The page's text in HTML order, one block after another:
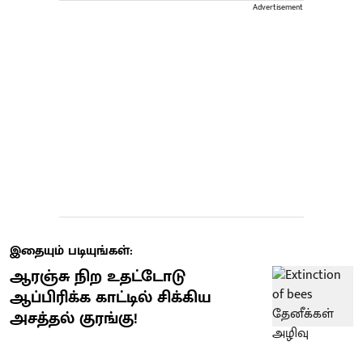
Advertisement
இதையும் படியுங்கள்:
ஆரஞ்சு நிற உதட்டோடு
ஆப்பிரிக்க காட்டில் சிக்கிய
அசத்தல் குரங்கு!